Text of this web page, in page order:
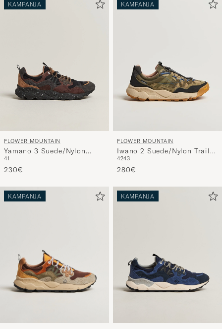
lajittelun
tuotteille
KAMPANJA
FLOWER MOUNTAIN
Yamano 3 Suede/Nylon
Sneaker Black/Brown
41
230€
KAMPANJA
FLOWER MOUNTAIN
Iwano 2 Suede/Nylon Trail
Sneaker Olive
4243
280€
KAMPANJA KAMPANJA